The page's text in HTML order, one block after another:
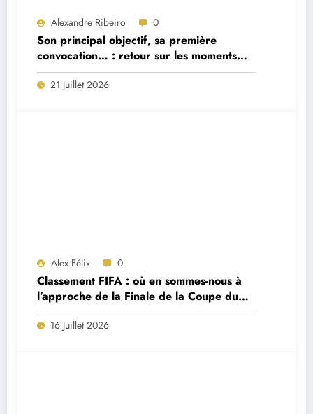
Alexandre Ribeiro 0
Son principal objectif, sa première
convocation… : retour sur les moments
forts de la première interview du
sélectionneur portugais Jorge Jesus
21 Juillet 2026
Alex Félix 0
Classement FIFA : où en sommes-nous à
l’approche de la Finale de la Coupe du
Monde 2026 ?
16 Juillet 2026